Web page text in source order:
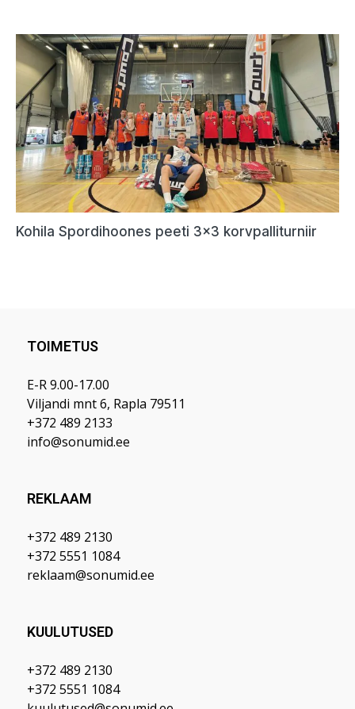
TOIMETUS
E-R 9.00-17.00
Viljandi mnt 6, Rapla 79511
+372 489 2133
info@sonumid.ee
REKLAAM
+372 489 2130
+372 5551 1084
reklaam@sonumid.ee
KUULUTUSED
+372 489 2130
+372 5551 1084